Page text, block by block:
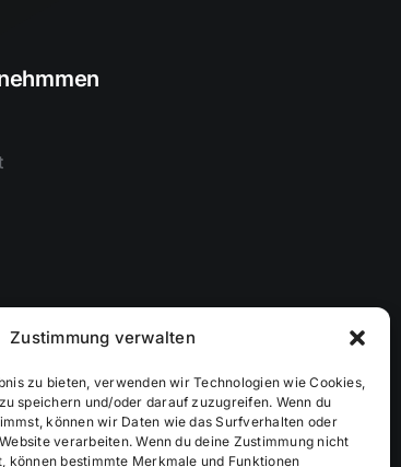
Zustimmung verwalten
zu bieten, verwenden wir Technologien wie Cookies,
speichern und/oder darauf zuzugreifen. Wenn du
können wir Daten wie das Surfverhalten oder
verarbeiten. Wenn du deine Zustimmung nicht
können bestimmte Merkmale und Funktionen